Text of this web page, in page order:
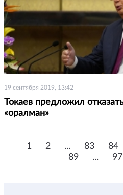
19 сентября 2019, 13:42
Токаев предложил
«оралман»
1 2 ... 83 84
89
... 97